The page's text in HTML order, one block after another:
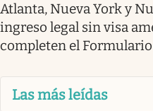
Atlanta, Nueva York y
ingreso legal sin visa
completen el Formulario
Las más leídas